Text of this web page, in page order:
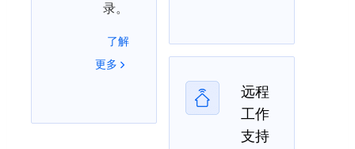
录。
了解
更多
远程
工作
支持